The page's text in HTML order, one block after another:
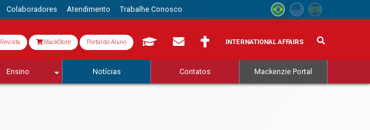
Colaboradores Atendimento Trabalhe Conosco
Revista MackStore Portal do Aluno INTERNATIONAL AFFAIRS
Ensino Notícias Contatos Mackenzie Portal